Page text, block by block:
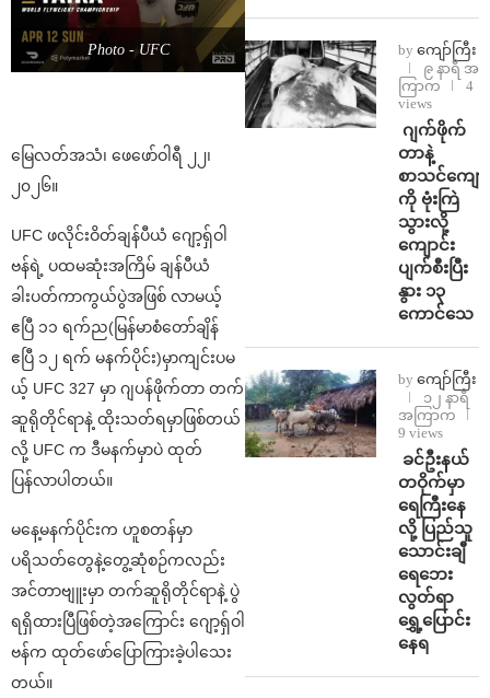
Photo - UFC
မြေလတ်အသံ၊ ဖေဖော်ဝါရီ ၂၂၊
၂၀၂၆။
UFC ဖလိုင်းဝိတ်ချန်ပီယံ ဂျော့ရှ်ဝါ
ဗန်ရဲ့ ပထမဆုံးအကြိမ် ချန်ပီယံ
ခါးပတ်ကာကွယ်ပွဲအဖြစ် လာမယ့်
ဧပြီ ၁၁ ရက်ည(မြန်မာစံတော်ချိန်
ဧပြီ ၁၂ ရက် မနက်ပိုင်း)မှာကျင်းပမ
ယ့် UFC 327 မှာ ဂျပန်ဖိုက်တာ တက်
ဆူရိုတိုင်ရာနဲ့ ထိုးသတ်ရမှာဖြစ်တယ်
လို့ UFC က ဒီမနက်မှာပဲ ထုတ်
ပြန်လာပါတယ်။
မနေ့မနက်ပိုင်းက ဟူစတန်မှာ
ပရိသတ်တွေနဲ့တွေ့ဆုံစဉ်ကလည်း
အင်တာဗျူးမှာ တက်ဆူရိုတိုင်ရာနဲ့ ပွဲ
ရရှိထားပြီဖြစ်တဲ့အကြောင်း ဂျော့ရှ်ဝါ
ဗန်က ထုတ်ဖော်ပြောကြားခဲ့ပါသေး
တယ်။
by ကျော်ကြီး
၉ နာရီ အ
ကြာက
4
views
⁨⁩ ⁨ဂျက်ဖိုက်
တာနဲ့
စာသင်ကျော
ကို ဗုံးကြဲ
သွားလို့
ကျောင်း
ပျက်စီးပြီး
နွား ၁၃
ကောင်သေ
by ကျော်ကြီး
၁၂ နာရီ
အကြာက
9 views
⁩ ⁨ခင်ဦးနယ်
တဝိုက်မှာ
ရေကြီးနေ
လို့ ပြည်သူ
သောင်းချီ
ရေဘေး
လွတ်ရာ
ရွှေ့ပြောင်း
နေရ